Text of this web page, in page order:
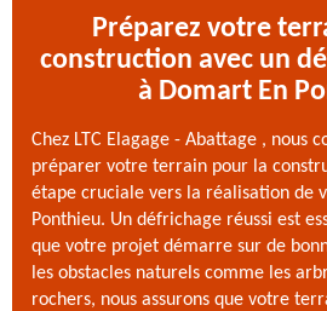
Préparez votre
construction avec un
à Domart En
Chez LTC Elagage - Abattage , nous
préparer votre terrain pour la
étape cruciale vers la réalisation de
Ponthieu. Un défrichage réussi est
que votre projet démarre sur de
les obstacles naturels comme les
rochers, nous assurons que votre